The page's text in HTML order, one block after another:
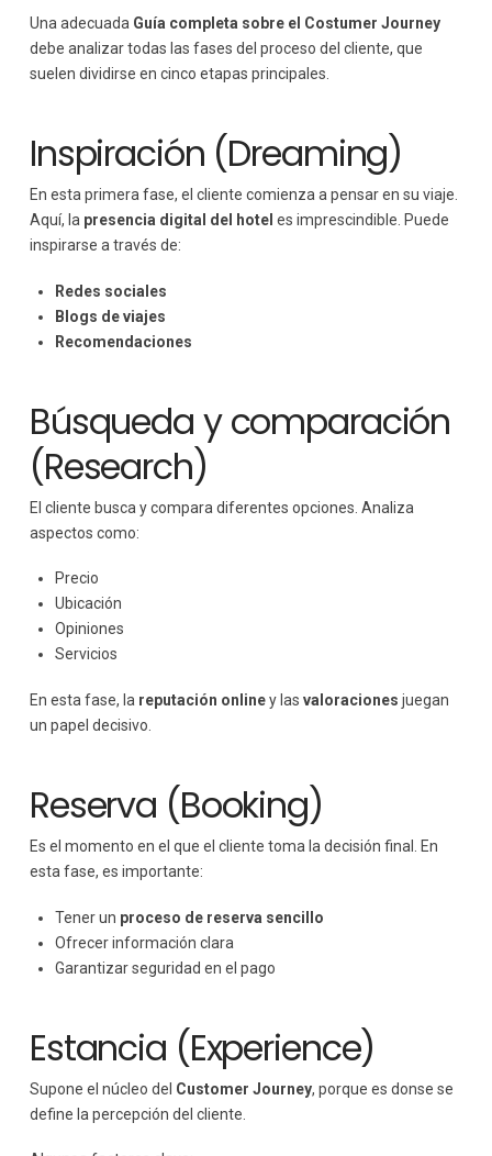
Una adecuada Guía completa sobre el Costumer Journey
debe analizar todas las fases del proceso del cliente, que
suelen dividirse en cinco etapas principales.
Inspiración (Dreaming)
En esta primera fase, el cliente comienza a pensar en su viaje.
Aquí, lapresencia digital del hotel es imprescindible. Puede
inspirarse a través de:
Redes sociales
Blogs de viajes
Recomendaciones
Búsqueda y comparación
(Research)
El cliente busca y compara diferentes opciones. Analiza
aspectos como:
Precio
Ubicación
Opiniones
Servicios
En esta fase, la reputación onliney las valoraciones juegan
un papel decisivo.
Reserva (Booking)
Es el momento en el que el cliente toma la decisión final. En
esta fase, es importante:
Tener un proceso de reserva sencillo
Ofrecer información clara
Garantizar seguridad en el pago
Estancia (Experience)
Supone el núcleo del Customer Journey, porque es donse se
define la percepción del cliente.